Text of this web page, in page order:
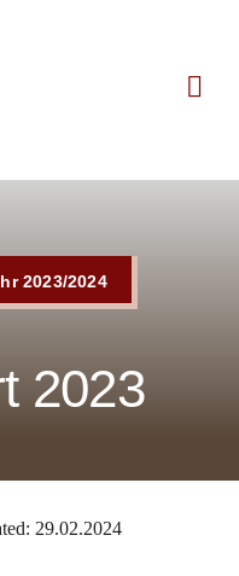
2023/2024
2023
29.02.2024